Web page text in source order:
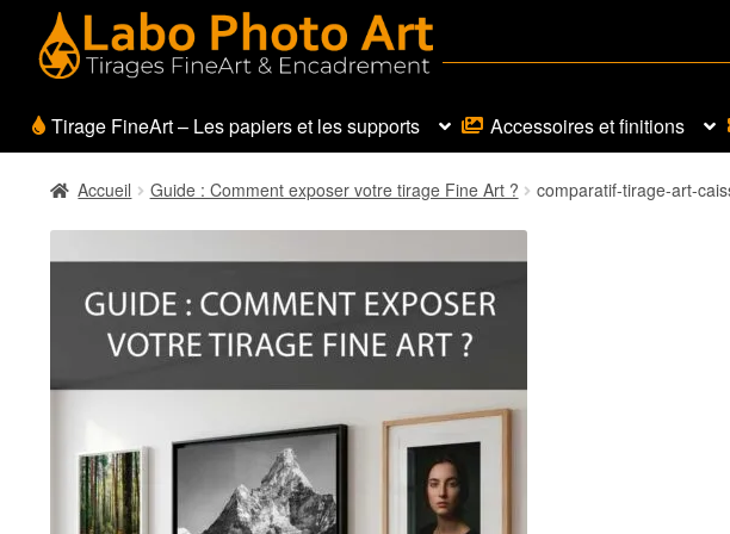
Aller
à
la
Aller
au
contenu
Tirage FineArt – Les papiers et les supports Accessoires et finitions
Accueil Guide : Comment exposer votre tirage Fine Art ? comparatif-tirage-art-